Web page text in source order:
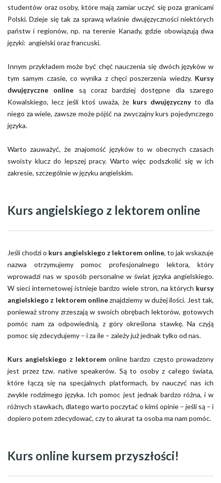
studentów oraz osoby, które mają zamiar uczyć się poza granicami
Polski. Dzieje się tak za sprawą właśnie dwujęzyczności niektórych
państw i regionów, np. na terenie Kanady, gdzie obowiązują dwa
języki: angielski oraz francuski.
Innym przykładem może być chęć nauczenia się dwóch języków w
tym samym czasie, co wynika z chęci poszerzenia wiedzy. Kursy
dwujęzyczne online są coraz bardziej dostępne dla szarego
Kowalskiego, lecz jeśli ktoś uważa, że kurs dwujęzycznyto dla
niego za wiele, zawsze może pójść na zwyczajny kurs pojedynczego
języka.
Warto zauważyć, że znajomość języków to w obecnych czasach
swoisty klucz do lepszej pracy. Warto więc podszkolić się w ich
zakresie, szczególnie w języku angielskim.
Kurs angielskiego z lektorem online
Jeśli chodzi o kurs angielskiego z lektorem online, to jak wskazuje
nazwa otrzymujemy pomoc profesjonalnego lektora, który
wprowadzi nas w sposób personalne w świat języka angielskiego.
W sieci internetowej istnieje bardzo wiele stron, na których kursy
angielskiego z lektorem onlineznajdziemy w dużej ilości. Jest tak,
ponieważ strony zrzeszają w swoich obrębach lektorów, gotowych
pomóc nam za odpowiednią, z góry określona stawkę. Na czyją
pomoc się zdecydujemy – i za ile – zależy już jednak tylko od nas.
Kurs angielskiego z lektoremonline bardzo często prowadzony
jest przez tzw. native speakerów. Są to osoby z całego świata,
które łączą się na specjalnych platformach, by nauczyć nas ich
zwykle rodzimego języka. Ich pomoc jest jednak bardzo różna, i w
różnych stawkach, dlatego warto poczytać o kimś opinie – jeśli są – i
dopiero potem zdecydować, czy to akurat ta osoba ma nam pomóc.
Kurs online kursem przyszłości!